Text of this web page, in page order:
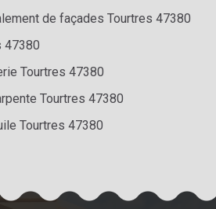
de façades Tourtres 47380
47380
Tourtres 47380
Tourtres 47380
Tourtres 47380